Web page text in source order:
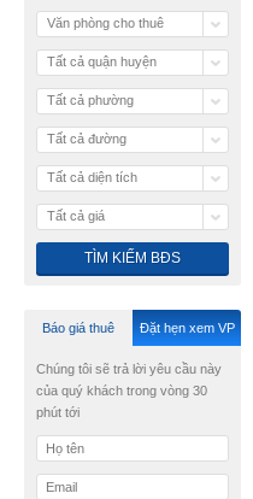
Văn phòng cho thuê
Tất cả quận huyện
Tất cả phường
Tất cả đường
Tất cả diện tích
Tất cả giá
Báo giá thuê Đặt hẹn xem VP
Chúng tôi sẽ trả lời yêu cầu này
của quý khách trong vòng 30
phút tới